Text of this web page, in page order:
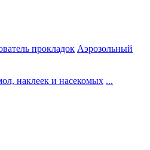
прокладок Аэрозольный
наклеек и насекомых ...